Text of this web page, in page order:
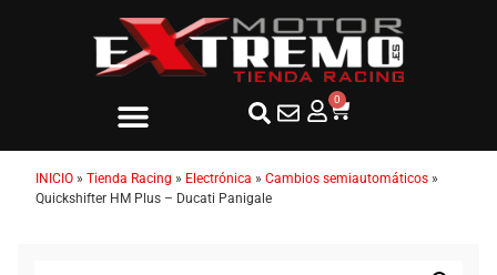
0
INICIO » Tienda Racing » Electrónica » Cambios semiautomáticos »
Quickshifter HM Plus – Ducati Panigale